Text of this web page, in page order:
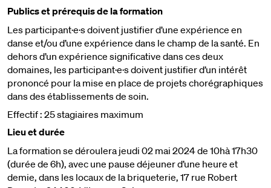
Publics et prérequis de la formation
Les participant·e·s doivent justifier d’une expérience en
danse et/ou d’une expérience dans le champ de la santé. En
dehors d’un expérience significative dans ces deux
domaines, les participant·e·s doivent justifier d’un intérêt
prononcé pour la mise en place de projets chorégraphiques
dans des établissements de soin.
Effectif : 25 stagiaires maximum
Lieu et durée
La formation se déroulera jeudi 02 mai 2024 de 10hà 17h30
(durée de 6h), avec une pause déjeuner d’une heure et
demie, dans les locaux de la briqueterie, 17 rue Robert